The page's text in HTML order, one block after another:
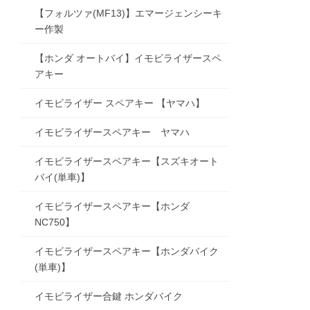
【フォルツァ(MF13)】エマージェンシーキ
ー作製
【ホンダ オートバイ】イモビライザースペ
アキー
イモビライザー スペアキー 【ヤマハ】
イモビライザースペアキー ヤマハ
イモビライザースペアキー【スズキオート
バイ(単車)】
イモビライザースペアキー【ホンダ
NC750】
イモビライザースペアキー【ホンダバイク
(単車)】
イモビライザー合鍵 ホンダバイク